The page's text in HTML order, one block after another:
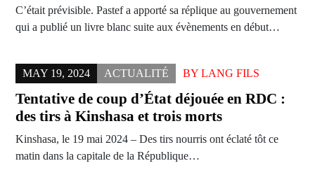
C’était prévisible. Pastef a apporté sa réplique au gouvernement
qui a publié un livre blanc suite aux évènements en début…
MAY 19, 2024 ACTUALITÉ BY LANG FILS
Tentative de coup d’État déjouée en RDC :
des tirs à Kinshasa et trois morts
Kinshasa, le 19 mai 2024 – Des tirs nourris ont éclaté tôt ce
matin dans la capitale de la République…